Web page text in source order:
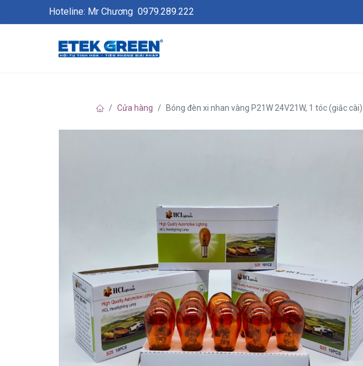
Hoteline: Mr Chương 0979.289.222
Cửa hàng Bóng đèn xi nhan vàng P21W 24V21W, 1 tóc (giắc cài)